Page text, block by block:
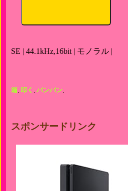
SE | 44.1kHz,16bit | モノラル |
箱, 叩く , バンバン,
スポンサードリンク